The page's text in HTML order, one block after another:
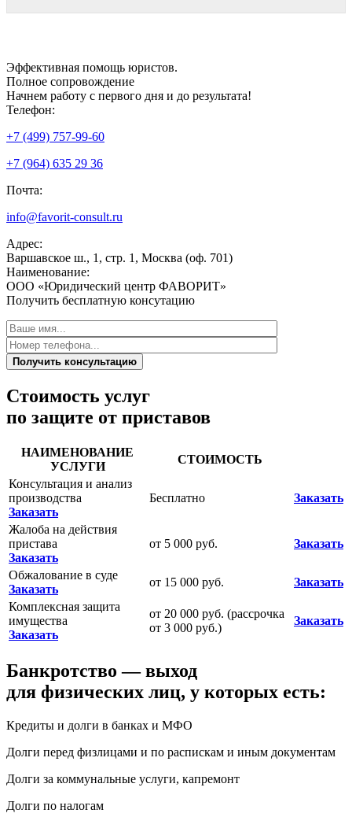
Эффективная помощь юристов.
Полное сопровождение
Начнем работу с первого дня и до результата!
Телефон:
+7 (499) 757-99-60
+7 (964) 635 29 36
Почта:
info@favorit-consult.ru
Адрес:
Варшавское ш., 1, стр. 1, Москва (оф. 701)
Наименование:
ООО «Юридический центр ФАВОРИТ»
Получить бесплатную консутацию
Получить консультацию
Стоимость услуг
по защите от приставов
НАИМЕНОВАНИЕ
УСЛУГИ
СТОИМОСТЬ
Консультация и анализ
производства
Заказать
Бесплатно Заказать
Жалоба на действия
пристава
Заказать
от 5 000 руб. Заказать
Обжалование в суде
Заказать
от 15 000 руб.
Заказать
Комплексная защита
имущества
Заказать
от 20 000 руб. (рассрочка
от 3 000 руб.)
Заказать
Банкротство — выход
для физических лиц, у которых есть:
Кредиты и долги в банках и МФО
Долги перед физлицами и по распискам и иным документам
Долги за коммунальные услуги, капремонт
Долги по налогам